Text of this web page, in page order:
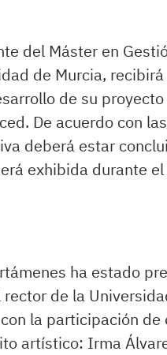
del Máster en
de Murcia,
de su
De acuerdo con
deberá estar
exhibida durante
ha estado
de la
la participación de
artístico: Irma